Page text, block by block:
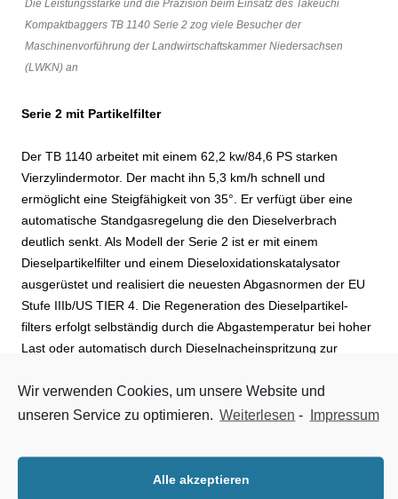
Die Leistungsstärke und die Präzision beim Einsatz des Takeuchi
Kompaktbaggers TB 1140 Serie 2 zog viele Besucher der
Maschinenvorführung der Landwirtschaftskammer Niedersachsen
(LWKN) an
Serie 2 mit Partikelfilter
Der TB 1140 arbeitet mit einem 62,2 kw/84,6 PS starken
Vierzylindermotor. Der macht ihn 5,3 km/h schnell und
ermöglicht eine Steigfähigkeit von 35°. Er verfügt über eine
automatische Standgasregelung die den Dieselverbrach
deutlich senkt. Als Modell der Serie 2 ist er mit einem
Dieselpartikelfilter und einem Dieseloxidationskatalysator
ausgerüstet und realisiert die neuesten Abgasnormen der EU
Stufe IIIb/US TIER 4. Die Regeneration des Dieselpartikel-
filters erfolgt selbständig durch die Abgastemperatur bei hoher
Last oder automatisch durch Dieselnacheinspritzung zur
manuelle Regeneration ist ebenfalls
Gummiketten, Betankungspumpe und drei Zusatzkreisläufe
gehören zur Standardausrüstung. Er ist ein „Leisebagger“.
Wir verwenden Cookies, um unsere Website und
unseren Service zu optimieren. Weiterlesen - Impressum
Alle akzeptieren